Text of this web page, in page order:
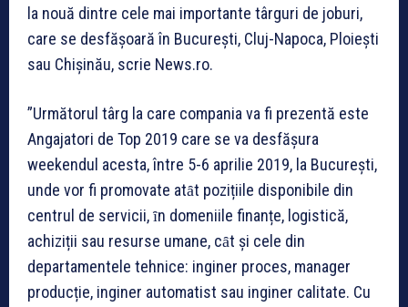
la nouă dintre cele mai importante târguri de joburi,
care se desfășoară în București, Cluj-Napoca, Ploiești
sau Chișinău, scrie News.ro.
”Următorul târg la care compania va fi prezentă este
Angajatori de Top 2019 care se va desfășura
weekendul acesta, între 5-6 aprilie 2019, la București,
unde vor fi promovate atȃt pozițiile disponibile din
centrul de servicii, ȋn domeniile finanțe, logistică,
achiziții sau resurse umane, cȃt și cele din
departamentele tehnice: inginer proces, manager
producție, inginer automatist sau inginer calitate. Cu